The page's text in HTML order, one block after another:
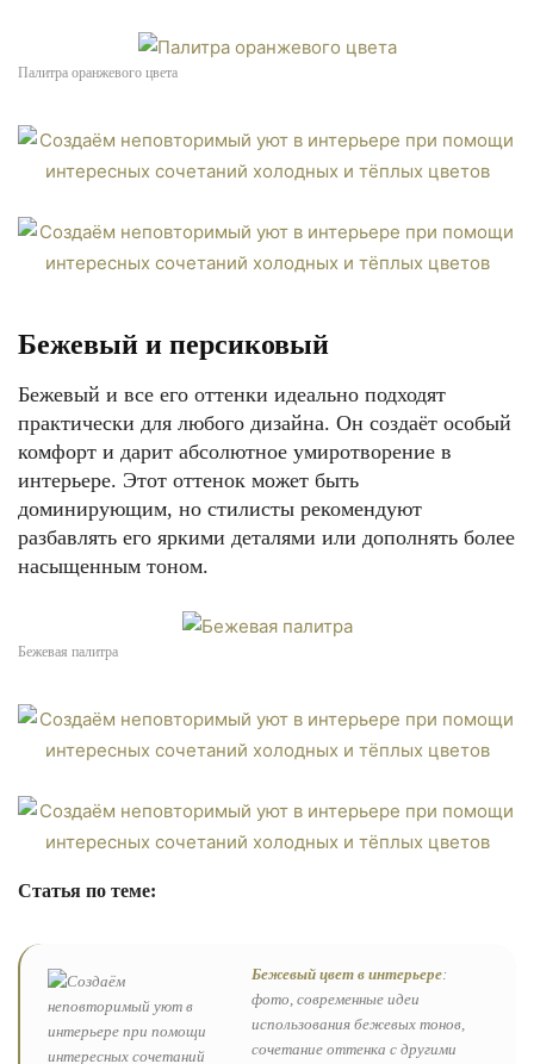
Палитра оранжевого цвета
Бежевый и персиковый
Бежевый и все его оттенки идеально подходят
практически для любого дизайна. Он создаёт особый
комфорт и дарит абсолютное умиротворение в
интерьере. Этот оттенок может быть
доминирующим, но стилисты рекомендуют
разбавлять его яркими деталями или дополнять более
насыщенным тоном.
Бежевая палитра
Статья по теме:
Бежевый цвет в интерьере:
фото, современные идеи
использования бежевых тонов,
сочетание оттенка с другими